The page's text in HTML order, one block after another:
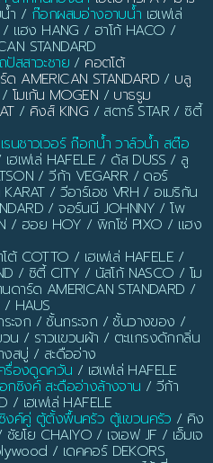
ำ / ก๊อกผสมอ่างอาบน้ำ เฮเฟเล่
/ แฮง HANG / ฮาโก้ HACO /
STANDARD
สสาวะชาย / คอตโต้
AMERICAN STANDARD / บลู
/ โมเก้น MOGEN / บาธรูม
/ คิงส์ KING / สตาร์ STAR / ซิตี้
นชาวเวอร์ ก๊อกน้ำ วาล์วน้ำ สต๊อ
เฟเล่ HAFELE / ดัส DUSS / ลู
/ วีก้า VEGARR / ดอร์
/ วีอาร์เอช VRH / อเมริกัน
/ จอร์นนี JOHNNY / โพ
/ ฮอย HOY / พิกโซ่ PIXO / แฮง
ต้ COTTO / เฮเฟเล่ HAFELE /
/ ซิตี้ CITY / นัสโก้ NASCO / โม
ดาร์ด AMERICAN STANDARD /
/ HAUS
ะจก / ชั้นกระจก / ชั้นวางของ /
วน / ราวแขวนผ้า / ตะแกรงดักกลิ่น
สบู่ / สะดืออ่าง
ครื่องดูดควัน / เฮเฟเล่ HAFELE
ซิงค์ สะดืออ่างล้างจาน / วีก้า
/ เฮเฟเล่ HAFELE
งค์คู่ ตู้ตั้งพื้นครัว ตู้แขวนครัว / คิง
ยโย CHAIYO / เจเอฟ JF / เอ็มเจ
/ เดคคอร์ DEKORS